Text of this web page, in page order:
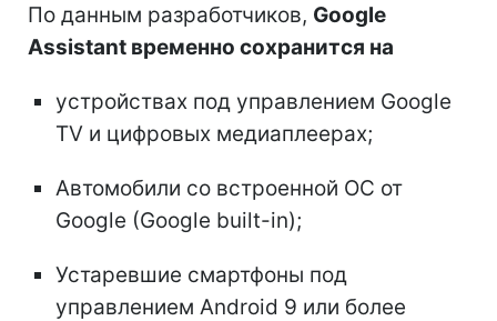
По данным разработчиков, Google
Assistant временно сохранится на
устройствах под управлением Google
TV и цифровых медиаплеерах;
Автомобили со встроенной ОС от
Google (Google built-in);
Устаревшие смартфоны под
управлением Android 9 или более